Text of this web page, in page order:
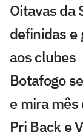
Oitavas da
definidas e
aos clubes
Botafogo
e mira mês
Pri Back e